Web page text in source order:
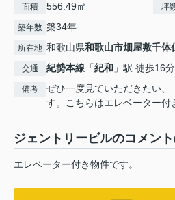
面積 556.49㎡ 坪
築年数 築34年
所在地 和歌山県和歌山市畑屋敷千体
交通 紀勢本線 「紀和 」駅 徒歩16分
備考
ぜひ一度見ていただきたい
す。こちらはエレベーター付
ジェントリービルのコメン
エレベーター付き物件です。